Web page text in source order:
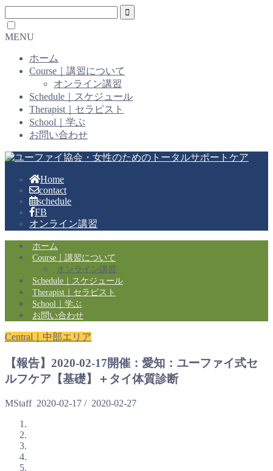
MENU
ホーム
Course｜講習について
オンライン講習
Schedule｜スケジュール
Therapist｜セラピスト
School｜学ぶ
お問い合わせ
Home
contact
schedule
FB
オンライン講習
ホーム
Course｜講習について
オンライン講習
Schedule｜スケジュール
Therapist｜セラピスト
School｜学ぶ
お問い合わせ
Central｜中部エリア
【報告】2020-02-17開催：愛知：ユーファイ式セ
ルフケア【基礎】＋タイ体質診断
MStaff 2020-02-17 / 2020-02-27